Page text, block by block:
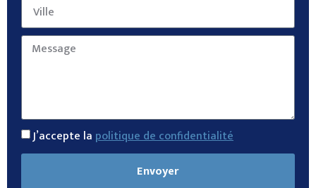
J’accepte la politique de confidentialité
Envoyer